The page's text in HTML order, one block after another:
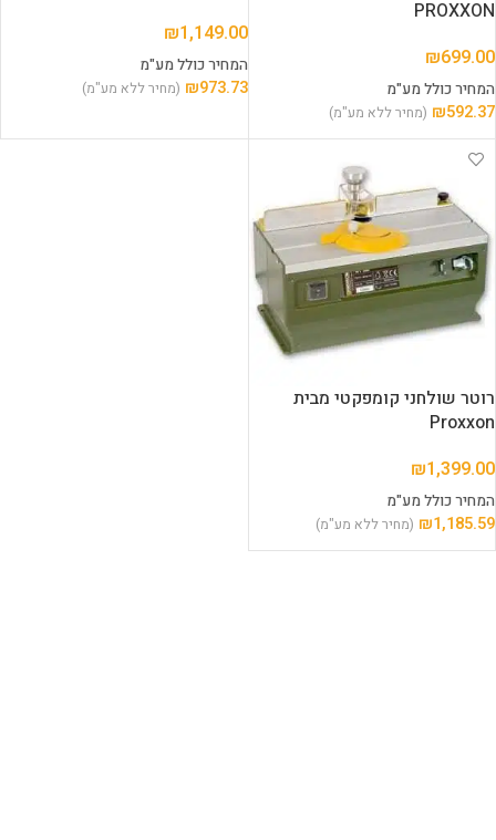
PROXXON
₪699.00
המחיר כולל מע"מ
₪592.37 (מחיר ללא מע"מ)
₪1,149.00
המחיר כולל מע"מ
₪973.73 (מחיר ללא מע"מ)
רוטר שולחני קומפקטי מבית
Proxxon
₪1,399.00
המחיר כולל מע"מ
₪1,185.59 (מחיר ללא מע"מ)